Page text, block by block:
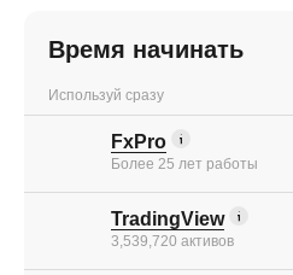
Время начинать
Используй сразу
FxPro
Более 25 лет работы
TradingView
3,539,720 активов